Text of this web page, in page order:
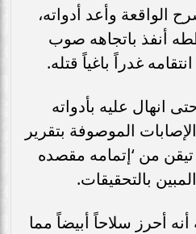
الواقعة وأعد أدواته،
أنفذ ‏باتجاهه ‏صوب
غدراً باغياً قتله.
انهال عليه بأدواته
‏‏الموصوفة بتقرير
من ‘إتمامه مقصده
بالتحقيقات.
أحرز سلاحاً أبيضاً مما